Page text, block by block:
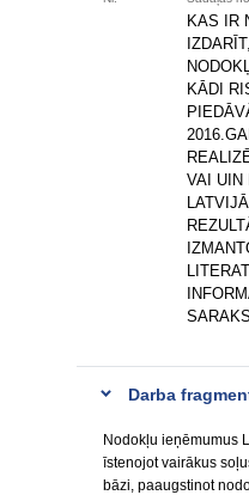
KAS IR
KĀDI
VAI UIN
Darba
Nodokļu ieņēmumus
īstenojot vairākus
bāzi, paaugstinot